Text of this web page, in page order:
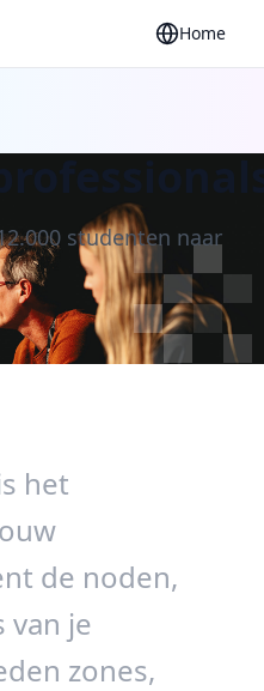
Home
studenten naar
het
de noden,
van je
zones,